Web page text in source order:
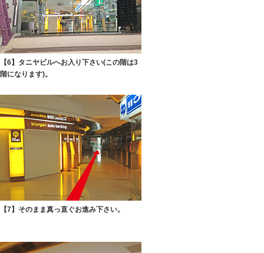
【6】タニヤビルへお入り下さい(この階は3
階になります)。
【7】そのまま真っ直ぐお進み下さい。